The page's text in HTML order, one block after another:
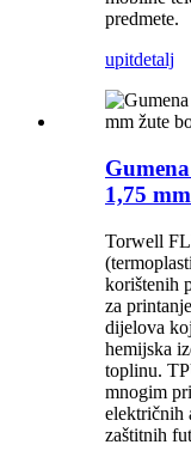
predmete.
upitdetalj
1,75
Torwell
korištenih
za
dijelova
hemijska
toplinu.
mnogim
električnih
zaštitnih